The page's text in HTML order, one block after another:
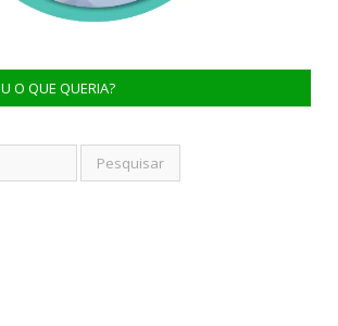
O QUE QUERIA?